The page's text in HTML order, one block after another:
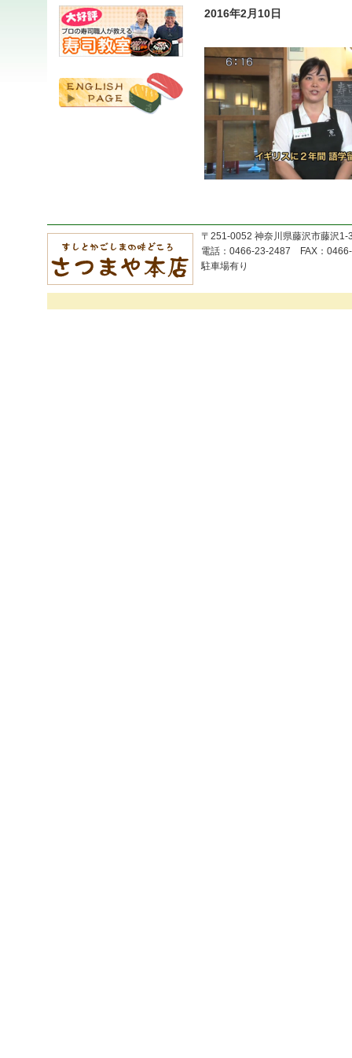
2016年2月10日
〒251-0052 神奈川県藤沢市藤沢
電話：0466-23-2487 FAX：
駐車場有り